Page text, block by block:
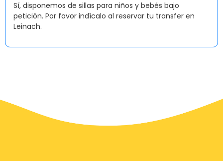
Sí, disponemos de sillas para niños y bebés bajo
petición. Por favor indícalo al reservar tu transfer en
Leinach.